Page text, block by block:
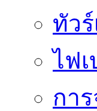
ทัว
ไฟ
กา